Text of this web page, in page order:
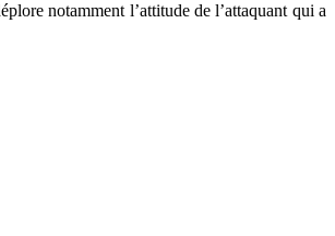
notamment l’attitude de l’attaquant qui a